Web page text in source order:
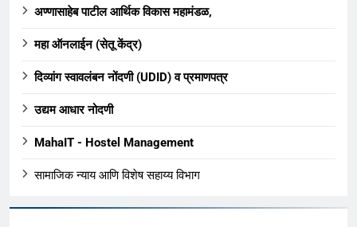
अण्णासाहेब पाटील आर्थिक विकास महामंडळ,
महा ऑनलाईन (सेतू केंद्र)
दिव्यांग स्वावलंबन नोंदणी (UDID) व प्रमाणपत्र
उद्यम आधार नोदणी
MahaIT - Hostel Management
सामाजिक न्याय आणि विशेष सहाय्य विभाग